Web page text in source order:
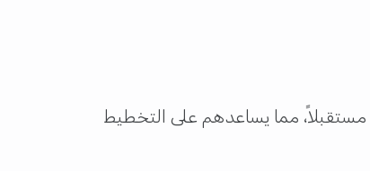
مستقبلاً، مما يساعدهم على التخطيط